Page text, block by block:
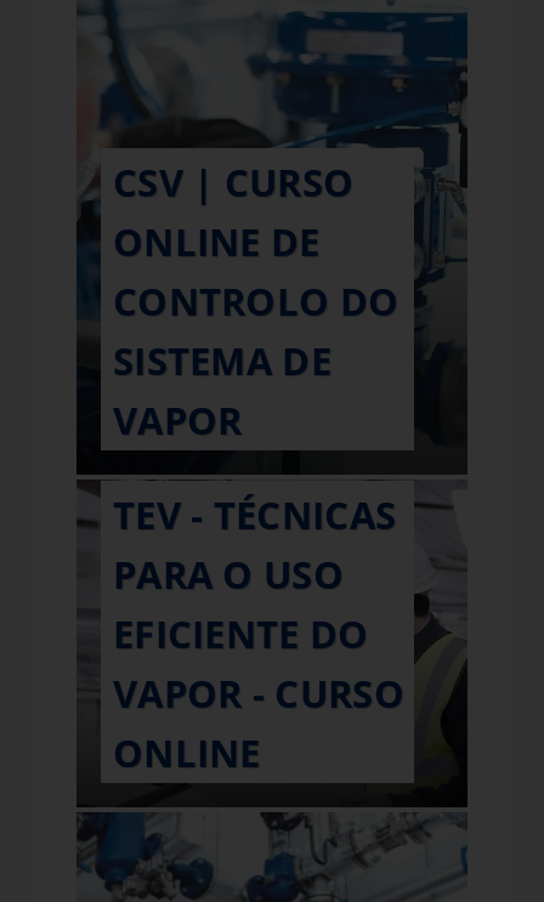
CSV | CURSO
ONLINE DE
CONTROLO DO
SISTEMA DE
VAPOR
TEV - TÉCNICAS
PARA O USO
EFICIENTE DO
VAPOR - CURSO
ONLINE